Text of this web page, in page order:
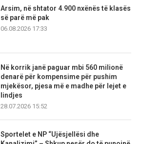
Arsim, në shtator 4.900 nxënës të klasës
së parë më pak
06.08.2026 17:33
Në korrik janë paguar mbi 560 milionë
denarë për kompensime për pushim
mjekësor, pjesa më e madhe për lejet e
lindjes
28.07.2026 15:52
Sportelet e NP “Ujësjellësi dhe